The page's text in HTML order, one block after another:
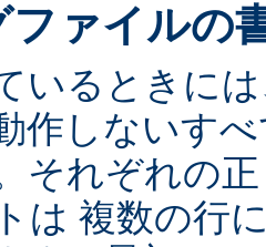
ファイルの
いるときに
作しないす
それぞれの
は 複数の行